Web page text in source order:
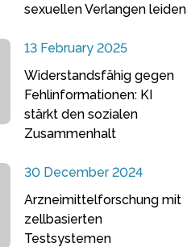
sexuellen Verlangen leiden
13 February 2025
Widerstandsfähig gegen
Fehlinformationen: KI
stärkt den sozialen
Zusammenhalt
30 December 2024
Arzneimittelforschung mit
zellbasierten
Testsystemen